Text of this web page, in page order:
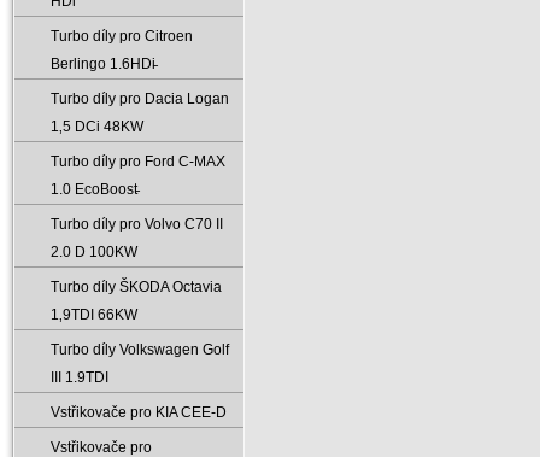
Turbo díly pro Citroen
Berlingo 1.6HDi̵
Turbo díly pro Dacia Logan
1‚5 DCi 48KW
Turbo díly pro Ford C-MAX
1.0 EcoBoost̵
Turbo díly pro Volvo C70 II
2.0 D 100KW
Turbo díly ŠKODA Octavia
1‚9TDI 66KW
Turbo díly Volkswagen Golf
III 1.9TDI
Vstřikovače pro KIA CEE-D
Vstřikovače pro